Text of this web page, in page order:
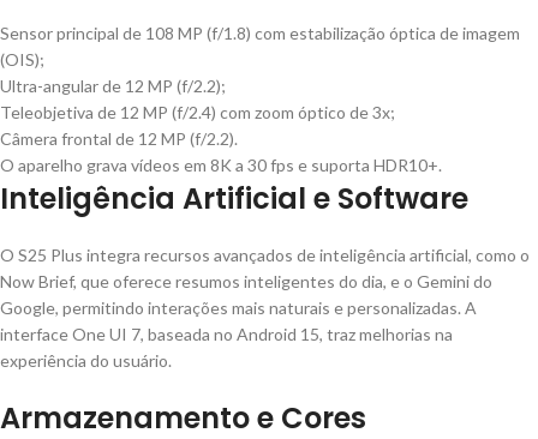
Sensor principal de 108 MP (f/1.8) com estabilização óptica de imagem
(OIS);
Ultra-angular de 12 MP (f/2.2);
Teleobjetiva de 12 MP (f/2.4) com zoom óptico de 3x;
Câmera frontal de 12 MP (f/2.2).
O aparelho grava vídeos em 8K a 30 fps e suporta HDR10+.
Inteligência Artificial e Software
O S25 Plus integra recursos avançados de inteligência artificial, como o
Now Brief, que oferece resumos inteligentes do dia, e o Gemini do
Google, permitindo interações mais naturais e personalizadas. A
interface One UI 7, baseada no Android 15, traz melhorias na
experiência do usuário.
Armazenamento e Cores